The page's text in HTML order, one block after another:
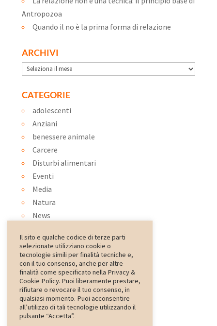
Antropozoa
Quando il no è la prima forma di relazione
ARCHIVI
Archivi
CATEGORIE
adolescenti
Anziani
benessere animale
Carcere
Disturbi alimentari
Eventi
Media
Natura
News
Ospedale
Pet therapy
psiconatura
Rassegna Stampa
Scuola
special
Il sito e qualche codice di terze parti
selezionate utilizziano cookie o
tecnologie simili per finalità tecniche e,
con il tuo consenso, anche per altre
finalità come specificato nella Privacy &
Cookie Policy. Puoi liberamente prestare,
rifiutare o revocare il tuo consenso, in
qualsiasi momento. Puoi acconsentire
all’utilizzo di tali tecnologie utilizzando il
pulsante “Accetta”.